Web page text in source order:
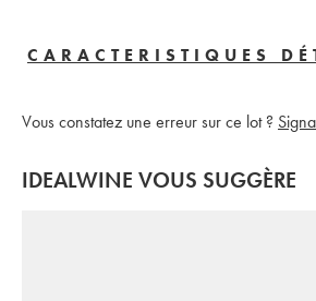
CARACTERISTIQUES
Vous constatez une erreur sur ce lot ?
IDEALWINE VOUS SUGGÈRE